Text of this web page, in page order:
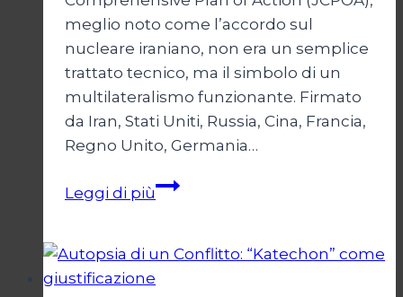
meglio noto come l’accordo sul
nucleare iraniano, non era un semplice
trattato tecnico, ma il simbolo di un
multilateralismo funzionante. Firmato
da Iran, Stati Uniti, Russia, Cina, Francia,
Regno Unito, Germania…
Leggi di piùJCPOA,
del
Diritto